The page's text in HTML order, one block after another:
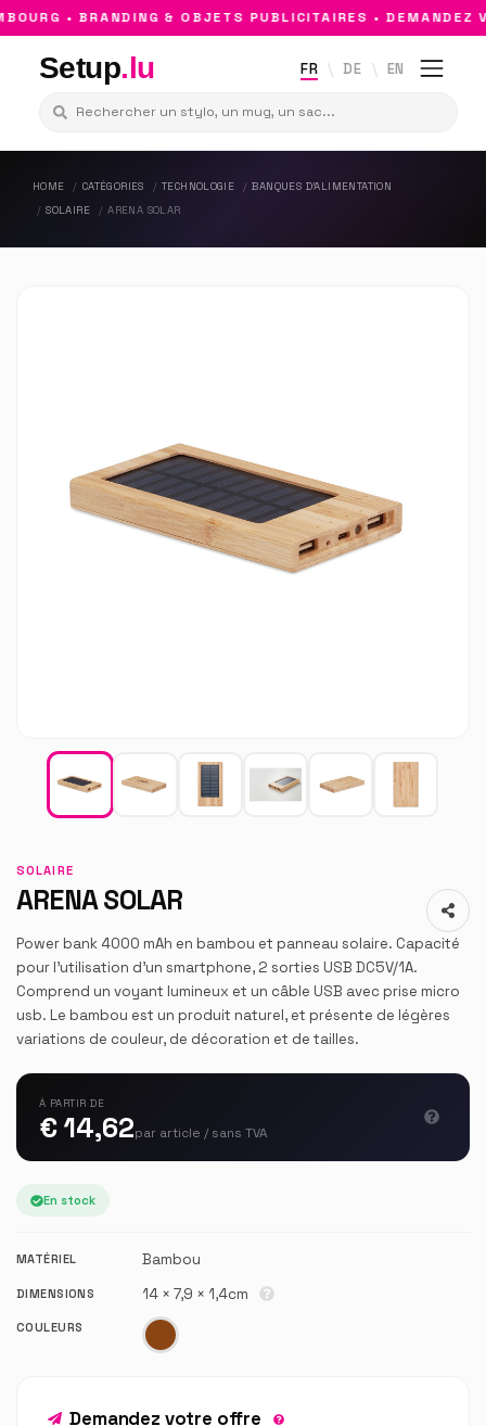
• BRANDING & OBJETS PUBLICITAIRES • DEMANDEZ
Setup.lu FR DE EN
HOME CATÉGORIES TECHNOLOGIE
BANQUES D'ALIMENTATION
SOLAIRE
ARENA SOLAR
SOLAIRE
ARENA SOLAR
Power bank 4000 mAh en bambou et panneau solaire. Capacité
pour l'utilisation d'un smartphone, 2 sorties USB DC5V/1A.
Comprend un voyant lumineux et un câble USB avec prise micro
usb. Le bambou est un produit naturel, et présente de légères
variations de couleur, de décoration et de tailles.
À PARTIR DE
€ 14,62par article / sans TVA
En stock
MATÉRIEL Bambou
DIMENSIONS 14 × 7,9 × 1,4cm
COULEURS
Demandez votre offre